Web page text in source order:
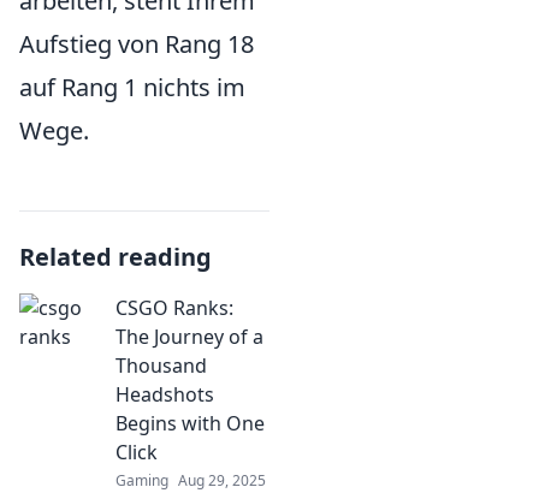
Aufstieg von Rang 18
auf Rang 1 nichts im
Wege.
Related reading
CSGO Ranks:
The Journey of a
Thousand
Headshots
Begins with One
Click
Gaming Aug 29, 2025